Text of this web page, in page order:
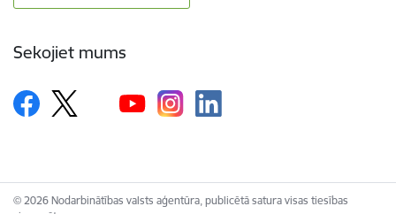
Sekojiet mums
© 2026 Nodarbinātības valsts aģentūra, publicētā satura visas tiesības